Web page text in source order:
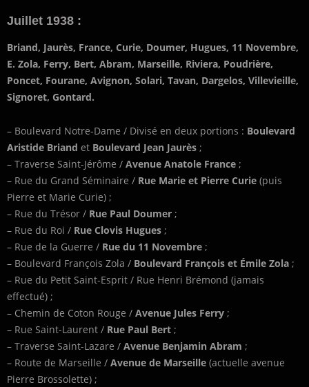
Juillet 1938 :
Briand, Jaurès, France, Curie, Doumer, Hugues, 11 Novembre,
E. Zola, Ferry, Bert, Abram, Marseille, Riviera, Poudrière,
Poncet, Fourane, Avignon, Solari, Tavan, Dargelos, Villevieille,
Signoret, Gontard.
– Boulevard Notre-Dame / Divisé en deux portions : Boulevard
Aristide Briand et Boulevard Jean Jaurès ;
– Traverse Saint-Jérôme / Avenue Anatole France ;
– Rue du Grand Séminaire / Rue Marie et Pierre Curie (puis
Pierre et Marie Curie) ;
– Rue du Trésor / Rue Paul Doumer ;
– Rue du Roi / Rue Clovis Hugues ;
– Rue de la Guerre / Rue du 11 Novembre ;
– Boulevard François Zola / Boulevard François et Émile Zola ;
– Rue du Petit Saint-Esprit / Rue Henri Brémond (jamais
effectué) ;
– Chemin de Coton Rouge / Avenue Jules Ferry ;
– Rue Saint-Laurent / Rue Paul Bert ;
– Traverse Saint-Lazare / Avenue Benjamin Abram ;
– Route de Marseille / Avenue de Marseille (actuelle avenue
Pierre Brossolette) ;